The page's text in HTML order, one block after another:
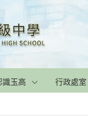
識玉高 行政處室